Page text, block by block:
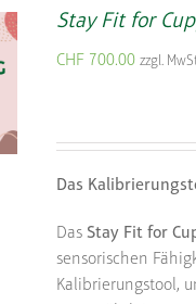
Stay Fit for
CHF 700.00 zzgl.
Das
Das Stay Fit for
sensorischen
Kalibrierungstool,